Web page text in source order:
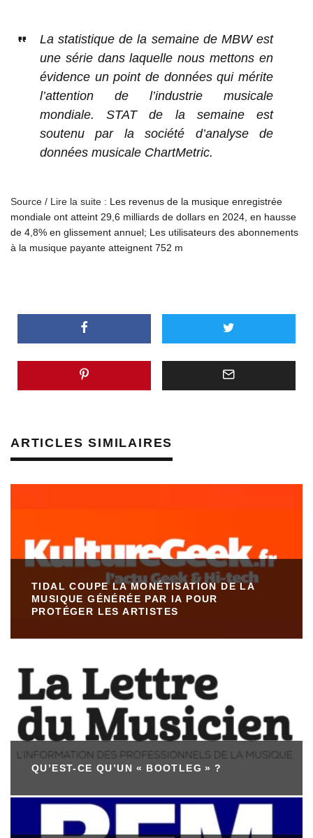
La statistique de la semaine de MBW est
une série dans laquelle nous mettons en
évidence un point de données qui mérite
l’attention de l’industrie musicale
mondiale. STAT de la semaine est
soutenu par la société d’analyse de
données musicale ChartMetric.
Source / Lire la suite : Les revenus de la musique enregistrée
mondiale ont atteint 29,6 milliards de dollars en 2024, en hausse
de 4,8% en glissement annuel; Les utilisateurs des abonnements
à la musique payante atteignent 752 m
ARTICLES SIMILAIRES
TIDAL COUPE LA MONÉTISATION DE LA
MUSIQUE GÉNÉRÉE PAR IA POUR
PROTÉGER LES ARTISTES
QU’EST-CE QU’UN « BOOTLEG » ?